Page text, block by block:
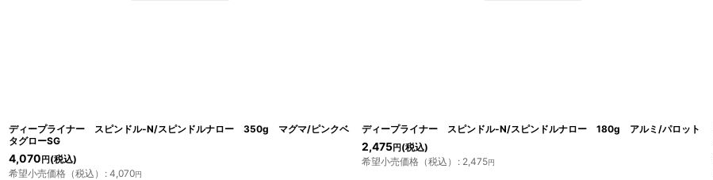
ディープライナー スピンドル-N/スピンドルナロー 350g マグマ/ピンクベ
タグローSG
4,070 円 (税込)
希望小売価格（税込） : 4,070円
ディープライナー スピンドル-N/スピンドルナロー 180g アルミ/パロット
2,475円(税込)
希望小売価格（税込） : 2,475円